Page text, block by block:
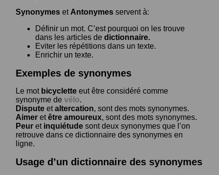
Synonymes et Antonymes servent à:
Définir un mot. C’est pourquoi on les trouve
dans les articles de dictionnaire.
Eviter les répétitions dans un texte.
Enrichir un texte.
Exemples de synonymes
Le mot bicyclette eut être considéré comme
synonyme de vélo.
Dispute etaltercation, sont des mots synonymes.
Aimer etêtre amoureux, sont des mots synonymes.
Peur et inquiétude sont deux synonymes que l’on
retrouve dans ce dictionnaire des synonymes en
ligne.
Usage d’un dictionnaire des synonymes